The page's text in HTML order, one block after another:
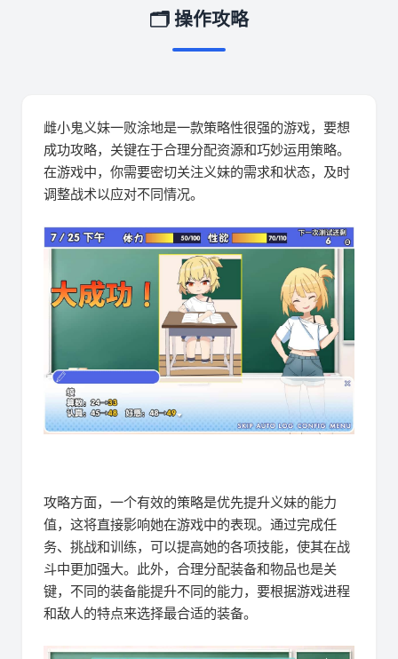
🗂️ 操作攻略
雌小鬼义妹一败涂地是一款策略性很强的游戏，要想
成功攻略，关键在于合理分配资源和巧妙运用策略。
在游戏中，你需要密切关注义妹的需求和状态，及时
调整战术以应对不同情况。
攻略方面，一个有效的策略是优先提升义妹的能力
值，这将直接影响她在游戏中的表现。通过完成任
务、挑战和训练，可以提高她的各项技能，使其在战
斗中更加强大。此外，合理分配装备和物品也是关
键，不同的装备能提升不同的能力，要根据游戏进程
和敌人的特点来选择最合适的装备。